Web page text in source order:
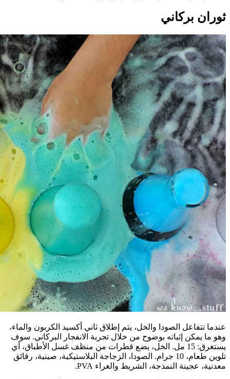
ثوران بركاني
عندما تتفاعل الصودا والخل، يتم إطلاق ثاني أكسيد الكربون والماء،
وهو ما يمكن إثباته بوضوح من خلال تجربة الانفجار البركاني. سوف
يستغرق: 15 مل. الخل، بضع قطرات من منظف غسل الأطباق، أي
تلوين طعام، 10 جرام. الصودا، الزجاجة البلاستيكية، صينية، رقائق
معدنية، عجينة النمذجة، الشريط والغراء PVA.